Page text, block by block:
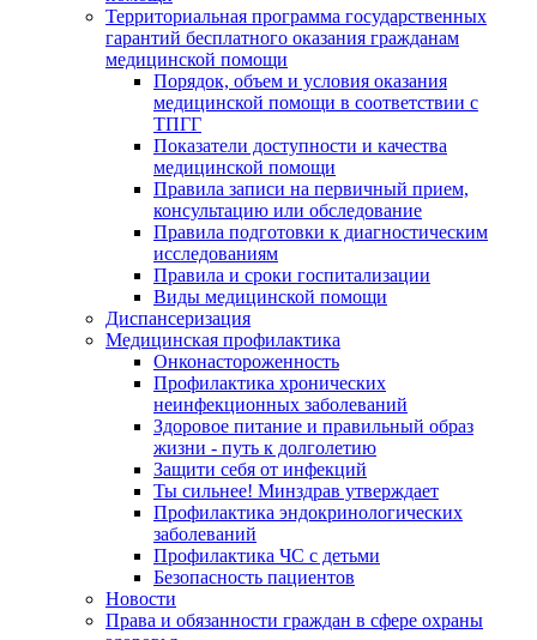
Территориальная программа государственных
гарантий бесплатного оказания гражданам
медицинской помощи
Порядок, объем и условия оказания
медицинской помощи в соответствии с
ТПГГ
Показатели доступности и качества
медицинской помощи
Правила записи на первичный прием,
консультацию или обследование
Правила подготовки к диагностическим
исследованиям
Правила и сроки госпитализации
Виды медицинской помощи
Диспансеризация
Медицинская профилактика
Онконастороженность
Профилактика хронических
неинфекционных заболеваний
Здоровое питание и правильный образ
жизни - путь к долголетию
Защити себя от инфекций
Ты сильнее! Минздрав утверждает
Профилактика эндокринологических
заболеваний
Профилактика ЧС с детьми
Безопасность пациентов
Новости
Права и обязанности граждан в сфере охраны